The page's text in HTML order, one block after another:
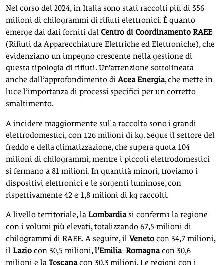
Nel corso del 2024, in Italia sono stati raccolti più di 356
milioni di chilogrammi di rifiuti elettronici. È quanto
emerge dai dati forniti dal Centro di Coordinamento RAEE
(Rifiuti da Apparecchiature Elettriche ed Elettroniche), che
evidenziano un impegno crescente nella gestione di
questa tipologia di rifiuti. Un’attenzione sottolineata
anche dall’approfondimento di Acea Energia, che mette in
luce l’importanza di processi specifici per un corretto
smaltimento.
A incidere maggiormente sulla raccolta sono i grandi
elettrodomestici, con 126 milioni di kg. Segue il settore del
freddo e della climatizzazione, che supera quota 104
milioni di chilogrammi, mentre i piccoli elettrodomestici
si fermano a 81 milioni. In quantità minori, troviamo i
dispositivi elettronici e le sorgenti luminose, con
rispettivamente 42 e 1,8 milioni di kg raccolti.
A livello territoriale, la Lombardiasi conferma la regione
con i volumi più elevati, totalizzando 67,5 milioni di
chilogrammi di RAEE. A seguire, il Veneto con 34,7 milioni,
il Lazio con 30,5 milioni,l’Emilia–Romagnacon 30,6
milioni e la Toscanacon 30,3 milioni. Le regioni con i